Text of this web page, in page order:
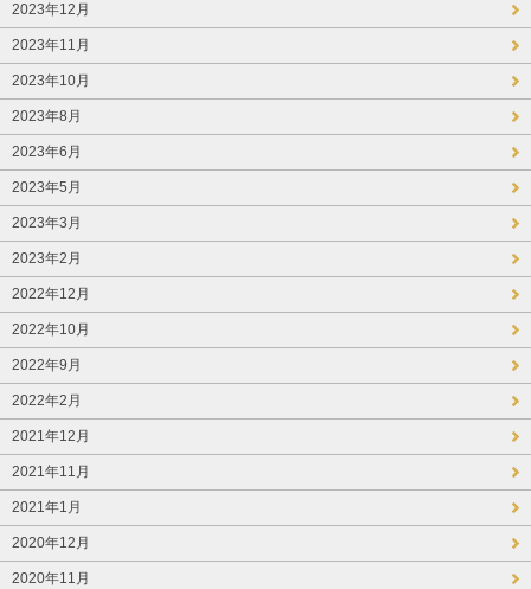
2023年12月
2023年11月
2023年10月
2023年8月
2023年6月
2023年5月
2023年3月
2023年2月
2022年12月
2022年10月
2022年9月
2022年2月
2021年12月
2021年11月
2021年1月
2020年12月
2020年11月